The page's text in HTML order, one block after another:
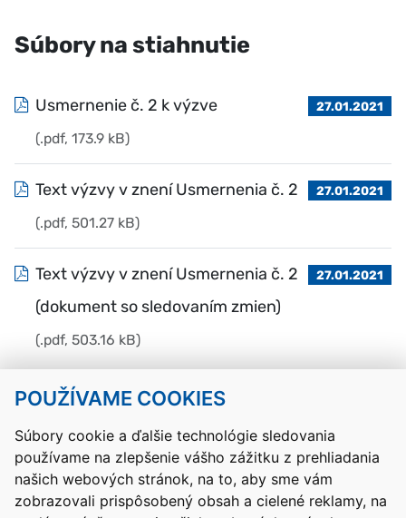
POUŽÍVAME COOKIES
Súbory cookie a ďalšie technológie sledovania
používame na zlepšenie vášho zážitku z prehliadania
našich webových stránok, na to, aby sme vám
zobrazovali prispôsobený obsah a cielené reklamy, na
Súbory na stiahnutie
Usmernenie č. 2 k výzve
(.pdf, 173.9 kB)
27.01.2021
Text výzvy v znení Usmernenia č. 2
(.pdf, 501.27 kB)
27.01.2021
Text výzvy v znení Usmernenia č. 2
(dokument so sledovaním zmien)
(.pdf, 503.16 kB)
27.01.2021
Kontakty Mapa stránky RSS
Vyhlásenie o prístupnosti
Nastavenia cookies
Prevádzkovateľom služby je Ministerstvo školstva, výskumu,